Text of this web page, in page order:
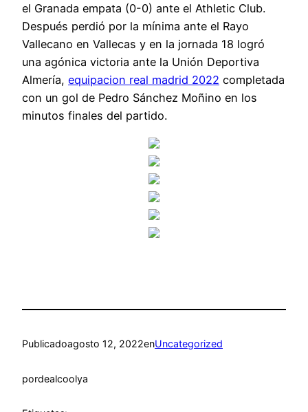
el Granada empata (0-0) ante el Athletic Club.
Después perdió por la mínima ante el Rayo
Vallecano en Vallecas y en la jornada 18 logró
una agónica victoria ante la Unión Deportiva
Almería, equipacion real madrid 2022 completada
con un gol de Pedro Sánchez Moñino en los
minutos finales del partido.
Publicadoagosto 12, 2022enUncategorized
pordealcoolya